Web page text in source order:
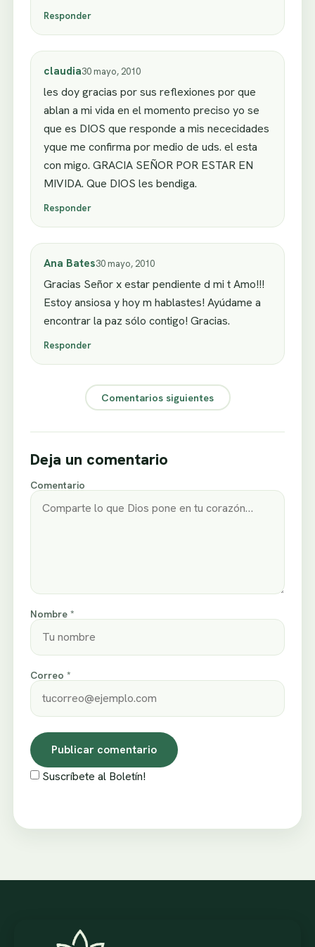
Responder
claudia30 mayo, 2010
les doy gracias por sus reflexiones por que
ablan a mi vida en el momento preciso yo se
que es DIOS que responde a mis nececidades
yque me confirma por medio de uds. el esta
con migo. GRACIA SEÑOR POR ESTAR EN
MIVIDA. Que DIOS les bendiga.
Responder
Ana Bates30 mayo, 2010
Gracias Señor x estar pendiente d mi t Amo!!!
Estoy ansiosa y hoy m hablastes! Ayúdame a
encontrar la paz sólo contigo! Gracias.
Responder
Comentarios siguientes
Deja un comentario
Comentario
Nombre *
Correo *
Suscríbete al Boletín!